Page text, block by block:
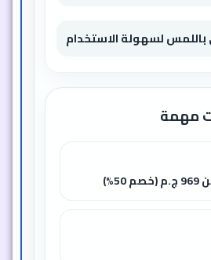
لسهولة الاستخدام
مهمة